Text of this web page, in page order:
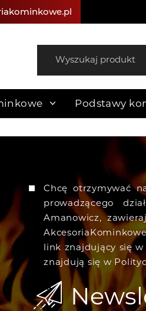
Podstawy
Chcę otrzymywać
prowadzącego
Amanowicz,
link znajdujący się w
znajdują się w